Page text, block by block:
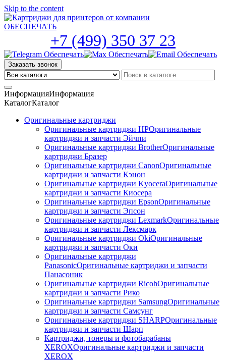
Skip to the content
+7 (499) 350 37 23
Заказать звонок
ИнформацияИнформация
КаталогКаталог
Оригинальные картриджи
Оригинальные картриджи HPОригинальные
картриджи и запчасти Эйчпи
Оригинальные картриджи BrotherОригинальные
картриджи Бразер
Оригинальные картриджи CanonОригинальные
картриджи и запчасти Кэнон
Оригинальные картриджи KyoceraОригинальные
картриджи и запчасти Киосера
Оригинальные картриджи EpsonОригинальные
картриджи и запчасти Эпсон
Оригинальные картриджи LexmarkОригинальные
картриджи и запчасти Лексмарк
Оригинальные картриджи ОkiОригинальные
картриджи и запчасти Оки
Оригинальные картриджи
PanasonicОригинальные картриджи и запчасти
Панасоник
Оригинальные картриджи RicohОригинальные
картриджи и запчасти Рико
Оригинальные картриджи SamsungОригинальные
картриджи и запчасти Самсунг
Оригинальные картриджи SHARPОригинальные
картриджи и запчасти Шарп
Картриджи, тонеры и фотобарабаны
XEROXОригинальные картриджи и запчасти
XEROX